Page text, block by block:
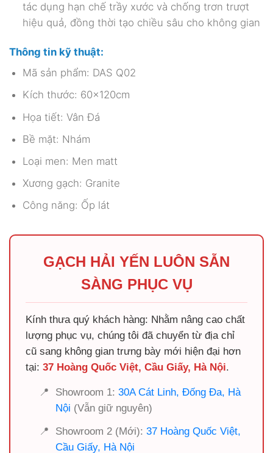
tác dụng hạn chế trầy xước và chống trơn trượt
hiệu quả, đồng thời tạo chiều sâu cho không gian
Thông tin kỹ thuật:
Mã sản phẩm: DAS Q02
Kích thước: 60x120cm
Họa tiết: Vân Đá
Bề mặt: Nhám
Loại men: Men matt
Xương gạch: Granite
Công năng: Ốp lát
GẠCH HẢI YẾN LUÔN SẴN
SÀNG PHỤC VỤ
Kính thưa quý khách hàng: Nhằm nâng cao chất
lượng phục vụ, chúng tôi đã chuyển từ địa chỉ
cũ sang không gian trưng bày mới hiện đại hơn
tại: 37 Hoàng Quốc Việt, Cầu Giấy, Hà Nội.
📍 Showroom 1: 30A Cát Linh, Đống Đa, Hà
Nội (Vẫn giữ nguyên)
📍
Showroom 2 (Mới): 37 Hoàng Quốc Việt,
Cầu Giấy, Hà Nội